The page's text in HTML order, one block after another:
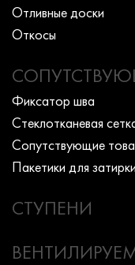
Отливные доски
Откосы
Фиксатор шва
Стеклотканевая
Сопутствующие
Пакетики для затирки
СТУПЕНИ